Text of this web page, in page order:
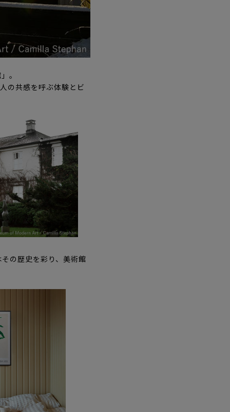
。
の共感を呼ぶ体験とビ
の歴史を彩り、美術館